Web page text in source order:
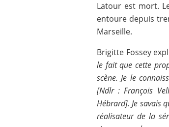
Latour est mort.
entoure depuis
Marseille.
Brigitte Fossey
le fait que cette
scène. Je le
[Ndlr : François
Hébrard]. Je savais
réalisateur de la